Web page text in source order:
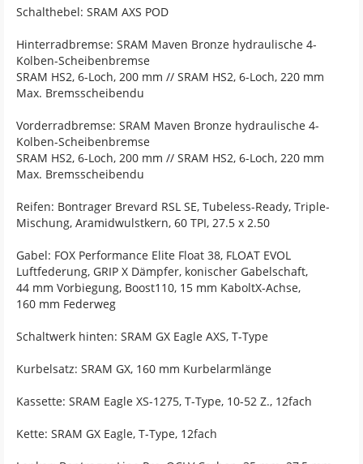
Schalthebel: SRAM AXS POD
Hinterradbremse: SRAM Maven Bronze hydraulische 4-
Kolben-Scheibenbremse
SRAM HS2, 6-Loch, 200 mm // SRAM HS2, 6-Loch, 220 mm
Max. Bremsscheibendu
Vorderradbremse: SRAM Maven Bronze hydraulische 4-
Kolben-Scheibenbremse
SRAM HS2, 6-Loch, 200 mm // SRAM HS2, 6-Loch, 220 mm
Max. Bremsscheibendu
Reifen: Bontrager Brevard RSL SE, Tubeless-Ready, Triple-
Mischung, Aramidwulstkern, 60 TPI, 27.5 x 2.50
Gabel: FOX Performance Elite Float 38, FLOAT EVOL
Luftfederung, GRIP X Dämpfer, konischer Gabelschaft,
44 mm Vorbiegung, Boost110, 15 mm KaboltX-Achse,
160 mm Federweg
Schaltwerk hinten: SRAM GX Eagle AXS, T-Type
Kurbelsatz: SRAM GX, 160 mm Kurbelarmlänge
Kassette: SRAM Eagle XS-1275, T-Type, 10-52 Z., 12fach
Kette: SRAM GX Eagle, T-Type, 12fach